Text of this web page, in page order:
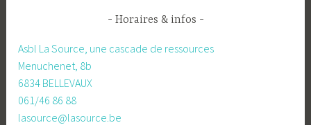
Horaires & infos
Asbl La Source, une cascade de ressources
Menuchenet, 8b
6834 BELLEVAUX
061/46 86 88
lasource@lasource.be